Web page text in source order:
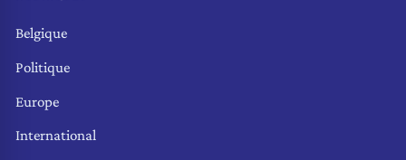
Belgique
Politique
Europe
International